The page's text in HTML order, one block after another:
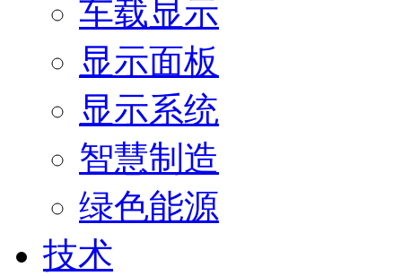
车载显示
显示面板
显示系统
智慧制造
绿色能源
技术